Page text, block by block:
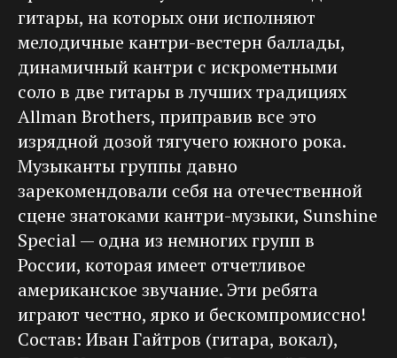
гитары, на которых они исполняют
мелодичные кантри-вестерн баллады,
динамичный кантри с искрометными
соло в две гитары в лучших традициях
Allman Brothers, приправив все это
изрядной дозой тягучего южного рока.
Музыканты группы давно
зарекомендовали себя на отечественной
сцене знатоками кантри-музыки, Sunshine
Special — одна из немногих групп в
России, которая имеет отчетливое
американское звучание. Эти ребята
играют честно, ярко и бескомпромиссно!
Cостав: Иван Гайтров (гитара, вокал),